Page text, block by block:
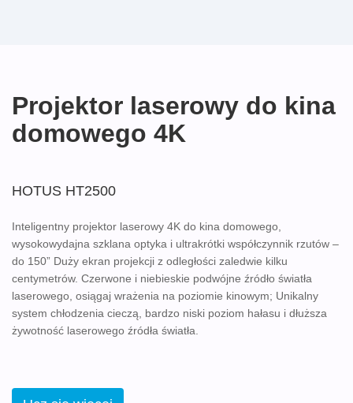
Projektor laserowy do kina
domowego 4K
HOTUS HT2500
Inteligentny projektor laserowy 4K do kina domowego,
wysokowydajna szklana optyka i ultrakrótki współczynnik rzutów –
do 150” Duży ekran projekcji z odległości zaledwie kilku
centymetrów. Czerwone i niebieskie podwójne źródło światła
laserowego, osiągaj wrażenia na poziomie kinowym; Unikalny
system chłodzenia cieczą, bardzo niski poziom hałasu i dłuższa
żywotność laserowego źródła światła.